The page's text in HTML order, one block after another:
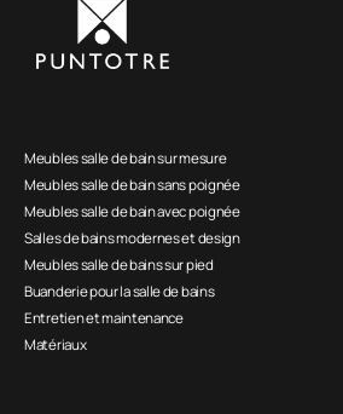
Meubles salle de bain sur mesure
Meubles salle de bain sans poignée
Meubles salle de bain avec poignée
Salles de bains modernes et design
Meubles salle de bains sur pied
Buanderie pour la salle de bains
Entretien et maintenance
Matériaux